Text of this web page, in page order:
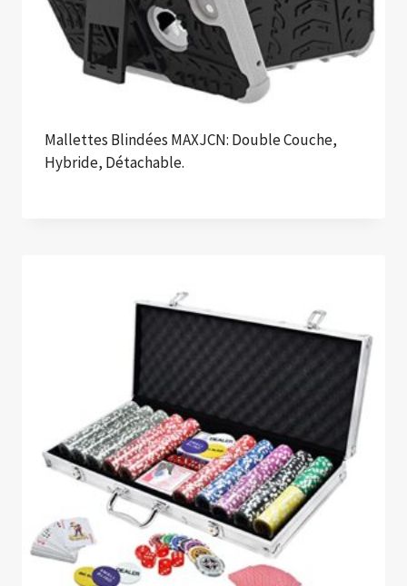
Mallettes Blindées MAXJCN: Double Couche,
Hybride, Détachable.